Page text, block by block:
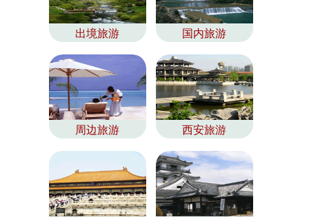
出境旅游 国内旅游
周边旅游 西安旅游